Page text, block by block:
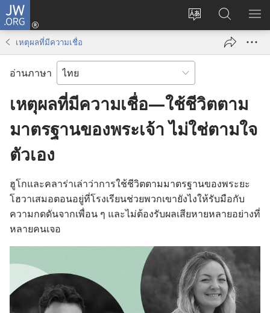
JW.ORG
เปลี่ยน
เข้า
(เปิด
ใหม่)
ค้นหา
ใน
JW.ORG
แส
เหตุ​ผล​ที่​มี​ความ​เชื่อ
อ่านภาษา
เหตุ​ผล​ที่​มี​ความ​เชื่อ—ใช้​ชีวิต​ตาม​
มาตรฐาน​ของ​พระเจ้า ไม่​ใช่​ตาม​ใจ​
ตัว​เอง
ฮูโก​และ​คลาร่า​เล่า​ว่า​การ​ใช้​ชีวิต​ตาม​มาตรฐาน​ของ​พระ​ยะ
โฮวา​เสมอ​ตอน​อยู่​ที่​โรง​เรียน​ช่วย​พวก​เขา​ยังไง​ให้​รับมือ​กับ​
ความ​กดดัน​จาก​เพื่อน ๆ และ​ไม่​ต้อง​รับ​ผล​เสียหาย​หลาย​อย่าง​ที่​
หลาย​คน​เจอ